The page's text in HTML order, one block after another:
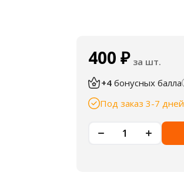
400 ₽ за шт.
+4 бонусных балла
Под заказ 3-7 дней